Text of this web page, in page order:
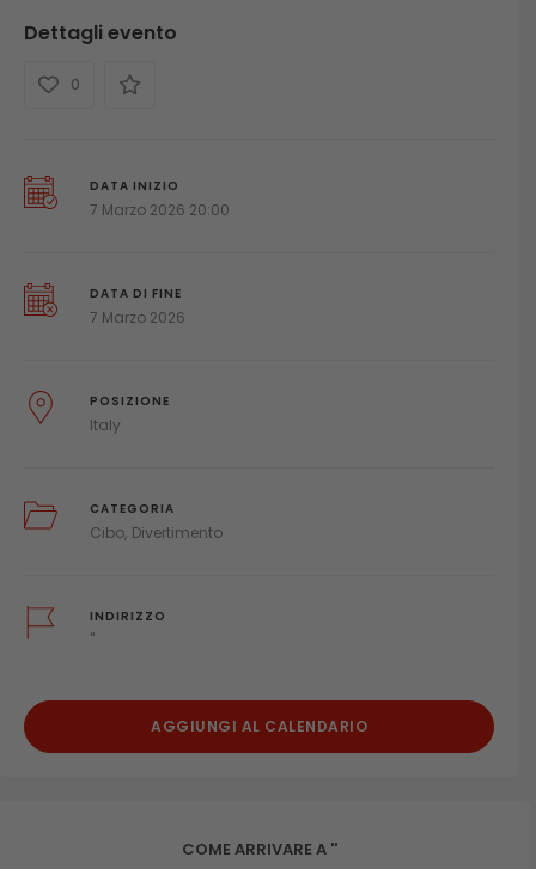
Dettagli evento
0
DATA INIZIO
7 Marzo 2026 20:00
DATA DI FINE
7 Marzo 2026
POSIZIONE
Italy
CATEGORIA
Cibo Divertimento
INDIRIZZO
''
AGGIUNGI AL CALENDARIO
COME ARRIVARE A ''